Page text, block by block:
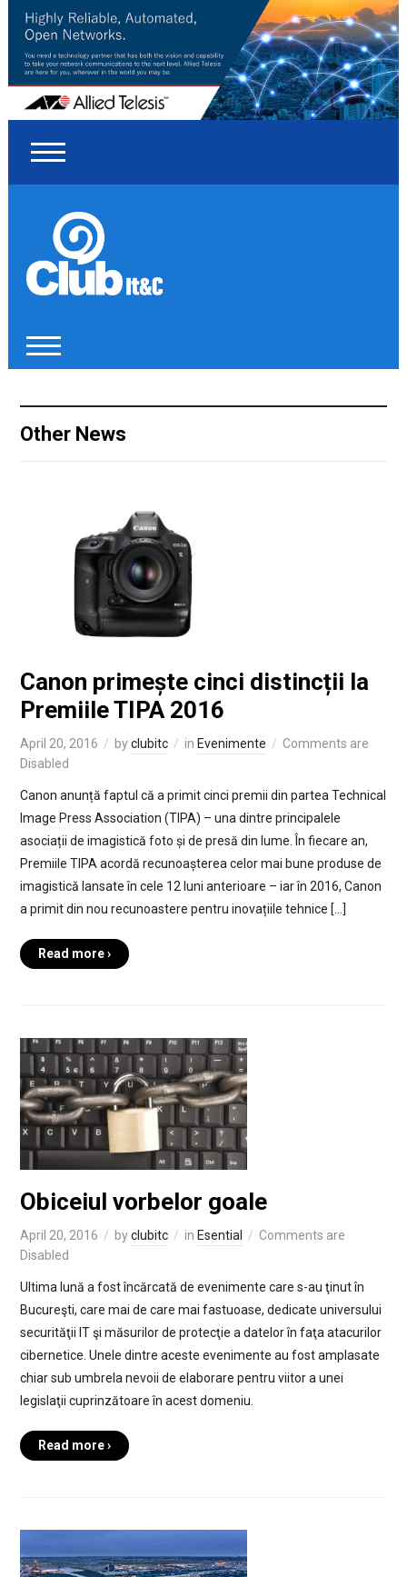
Other News
Canon primește cinci distincții la
Premiile TIPA 2016
April 20, 2016 byclubitc in Evenimente
Comments are
Disabled
Canon anunță faptul că a primit cinci premii din partea Technical
Image Press Association (TIPA) – una dintre principalele
asociații de imagistică foto și de presă din lume. În fiecare an,
Premiile TIPA acordă recunoașterea celor mai bune produse de
imagistică lansate în cele 12 luni anterioare – iar în 2016, Canon
a primit din nou recunoastere pentru inovațiile tehnice […]
Read more ›
Obiceiul vorbelor goale
April 20, 2016 byclubitc in Esential
Comments are
Disabled
Ultima lună a fost încărcată de evenimente care s-au ţinut în
Bucureşti, care mai de care mai fastuoase, dedicate universului
securităţii IT şi măsurilor de protecţie a datelor în faţa atacurilor
cibernetice. Unele dintre aceste evenimente au fost amplasate
chiar sub umbrela nevoii de elaborare pentru viitor a unei
legislaţii cuprinzătoare în acest domeniu.
Read more ›